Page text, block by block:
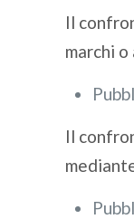
Il
marchi
Il